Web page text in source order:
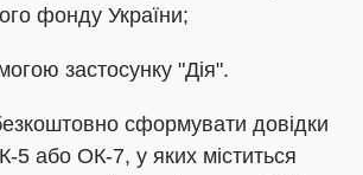
фонду України;
застосунку "Дія".
сформувати довідки
або ОК-7, у яких міститься